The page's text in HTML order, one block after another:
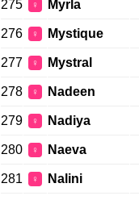
275 ♀ Myrla
276 ♀ Mystique
277 ♀ Mystral
278 ♀ Nadeen
279 ♀ Nadiya
280 ♀ Naeva
281 ♀ Nalini